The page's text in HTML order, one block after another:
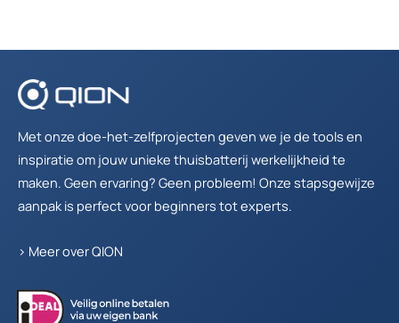
Met onze doe-het-zelfprojecten geven we je de tools en
inspiratie om jouw unieke thuisbatterij werkelijkheid te
maken. Geen ervaring? Geen probleem! Onze stapsgewijze
aanpak is perfect voor beginners tot experts.
> Meer over QION